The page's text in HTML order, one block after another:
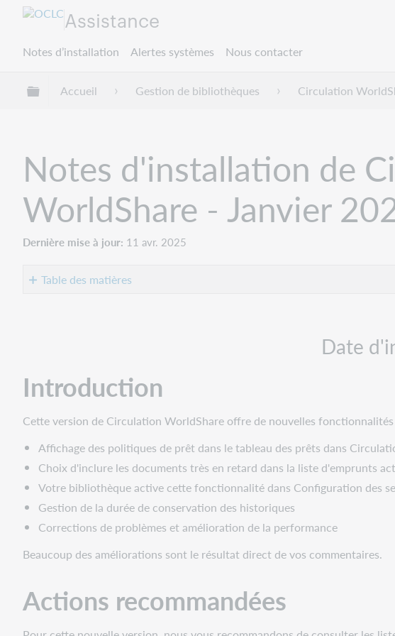
Assistance
Notes d’installation Alertes systèmes Nous contacter
Développer/réduire la hiérarchie globale
Accueil Gestion de bibliothèques Circulation
Notes d'installation de
WorldShare - Janvier
Dernière mise à jour 11 avr. 2025
Table des matières
administratives
Nouvelles
fonctionnalités
améliorations
Affichage
des
politiques
de
prêt
dans
le
des
prêts
Date
Introduction
Cette version de Circulation WorldShare offre de nouvelles
Affichage des politiques de prêt dans le tableau des prêts dans
Choix d'inclure les documents très en retard dans la liste d'emprunts
Votre bibliothèque active cette fonctionnalité dans Configuration des
Gestion de la durée de conservation des historiques
Corrections de problèmes et amélioration de la performance
Beaucoup des améliorations sont le résultat direct de vos commentaires.
Actions recommandées